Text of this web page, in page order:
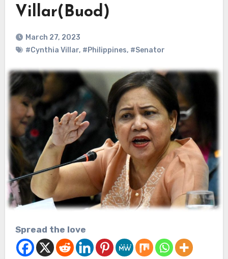
Villar(Buod)
March 27, 2023
#Cynthia Villar, #Philippines, #Senator
Spread the love